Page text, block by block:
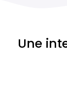
Une